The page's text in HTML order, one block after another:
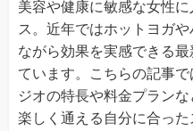
美容や健康に敏感な女性
ス。近年ではホットヨガ
ながら効果を実感できる
ています。こちらの記事
ジオの特長や料金プラン
楽しく通える自分に合っ